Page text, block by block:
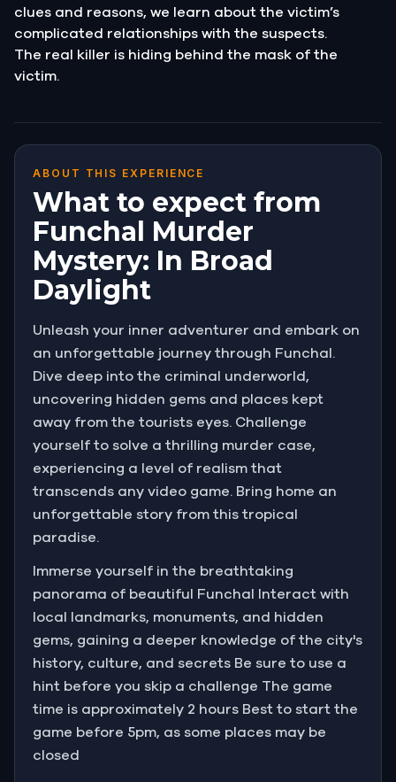
clues and reasons, we learn about the victim’s
complicated relationships with the suspects.
The real killer is hiding behind the mask of the
victim.
ABOUT THIS EXPERIENCE
What to expect from
Funchal Murder
Mystery: In Broad
Daylight
Unleash your inner adventurer and embark on
an unforgettable journey through Funchal.
Dive deep into the criminal underworld,
uncovering hidden gems and places kept
away from the tourists eyes. Challenge
yourself to solve a thrilling murder case,
experiencing a level of realism that
transcends any video game. Bring home an
unforgettable story from this tropical
paradise.
Immerse yourself in the breathtaking
panorama of beautiful Funchal Interact with
local landmarks, monuments, and hidden
gems, gaining a deeper knowledge of the city's
history, culture, and secrets Be sure to use a
hint before you skip a challenge The game
time is approximately 2 hours Best to start the
game before 5pm, as some places may be
closed